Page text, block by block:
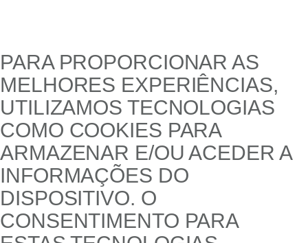
PARA PROPORCIONAR AS
MELHORES EXPERIÊNCIAS,
UTILIZAMOS TECNOLOGIAS
COMO COOKIES PARA
ARMAZENAR E/OU ACEDER A
INFORMAÇÕES DO
DISPOSITIVO. O
CONSENTIMENTO PARA